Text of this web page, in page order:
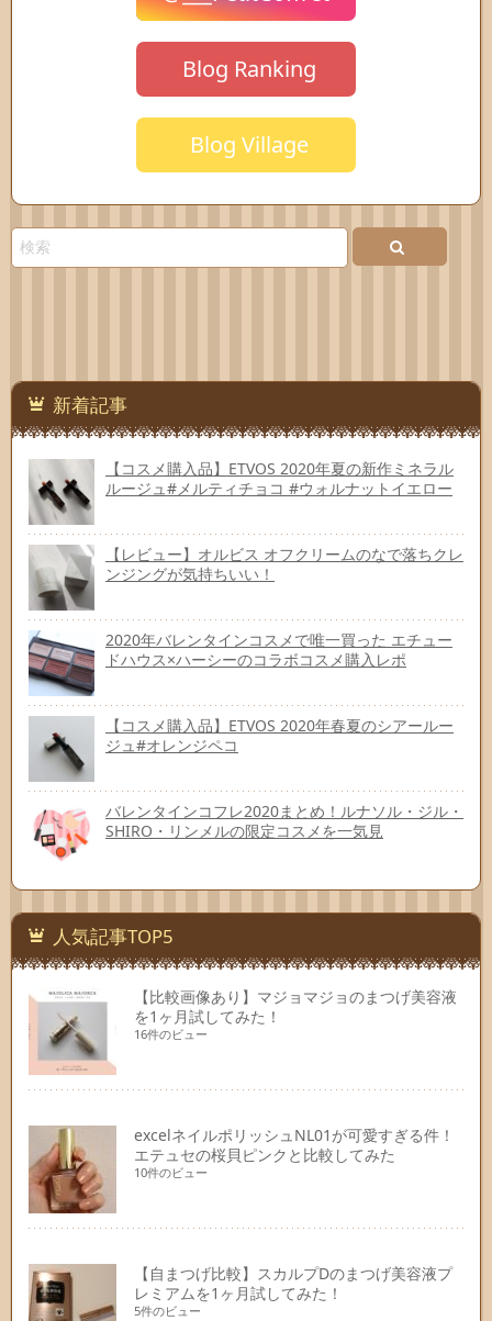
Blog Ranking
Blog Village
新着記事
【コスメ購入品】ETVOS 2020年夏の新作ミネラル
ルージュ#メルティチョコ #ウォルナットイエロー
【レビュー】オルビス オフクリームのなで落ちクレ
ンジングが気持ちいい！
2020年バレンタインコスメで唯一買った エチュー
ドハウス×ハーシーのコラボコスメ購入レポ
【コスメ購入品】ETVOS 2020年春夏のシアールー
ジュ#オレンジペコ
バレンタインコフレ2020まとめ！ルナソル・ジル・
SHIRO・リンメルの限定コスメを一気見
人気記事TOP5
【比較画像あり】マジョマジョのまつげ美容液
を1ヶ月試してみた！
16件のビュー
excelネイルポリッシュNL01が可愛すぎる件！
エテュセの桜貝ピンクと比較してみた
10件のビュー
【自まつげ比較】スカルプDのまつげ美容液プ
レミアムを1ヶ月試してみた！
5件のビュー